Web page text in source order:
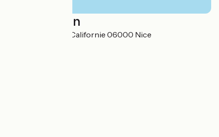
Localisation
230 Avenue de la Californie 06000 Nice